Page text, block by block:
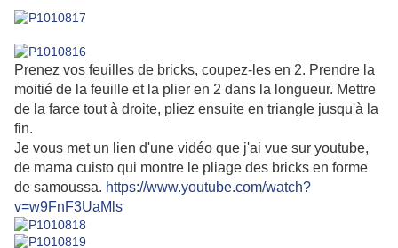
Prenez vos feuilles de bricks, coupez-les en 2. Prendre la
moitié de la feuille et la plier en 2 dans la longueur. Mettre
de la farce tout à droite, pliez ensuite en triangle jusqu'à la
fin.
Je vous met un lien d'une vidéo que j'ai vue sur youtube,
de mama cuisto qui montre le pliage des bricks en forme
de samoussa. https://www.youtube.com/watch?
v=w9FnF3UaMls